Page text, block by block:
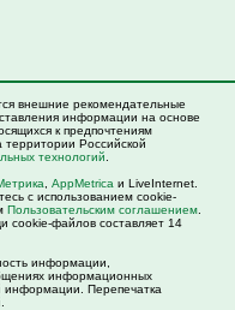
внешние рекомендательные
информации на основе
к предпочтениям
Российской
технологий
AppMetrica и LiveInternet.
с использованием cookie-
Пользовательским соглашением
cookie-файлов составляет 14
информации,
информационных
информации. Перепечатка